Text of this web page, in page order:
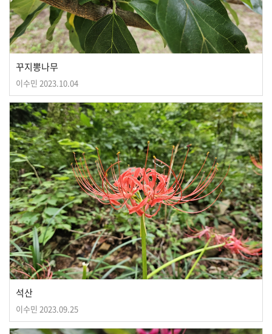
꾸지뽕나무
이수민 2023.10.04
석산
이수민 2023.09.25